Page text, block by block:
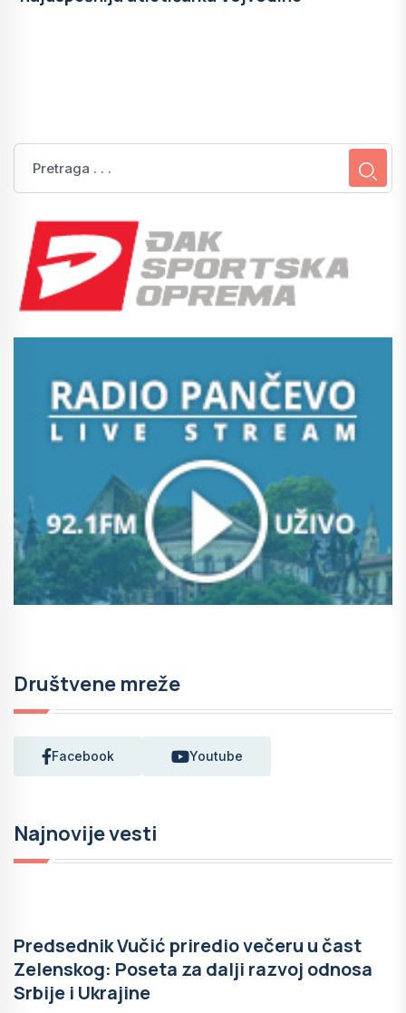
Društvene mreže
Facebook Youtube
Najnovije vesti
Predsednik Vučić priredio večeru u čast
Zelenskog: Poseta za dalji razvoj odnosa
Srbije i Ukrajine